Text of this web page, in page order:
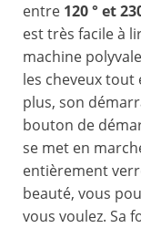
entre 120 ° et
est très facile à
machine
les cheveux
plus, son
bouton de
se met en
entièrement
beauté, vous
vous voulez. Sa